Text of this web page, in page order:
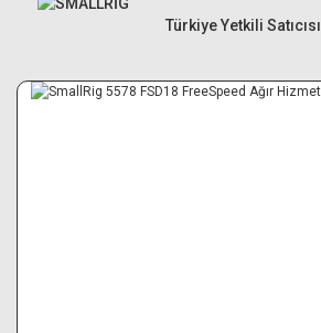
Türkiye Yetkili Satıcısı